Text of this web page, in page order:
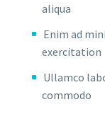
aliqua
Enim ad
exercitation
Ullamco
commodo